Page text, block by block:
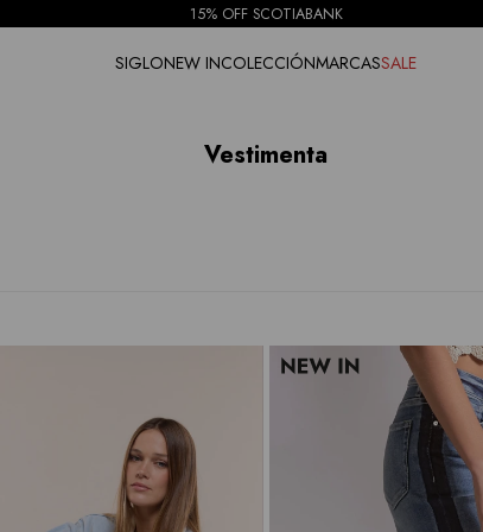
15% OFF SCOTIABANK
SIGLONEW INCOLECCIÓNMARCASSALE
Vestimenta